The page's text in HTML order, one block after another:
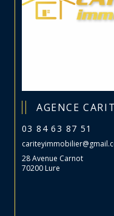
AGENCE
03 84 63 87 51
28 Avenue Carnot
70200 Lure